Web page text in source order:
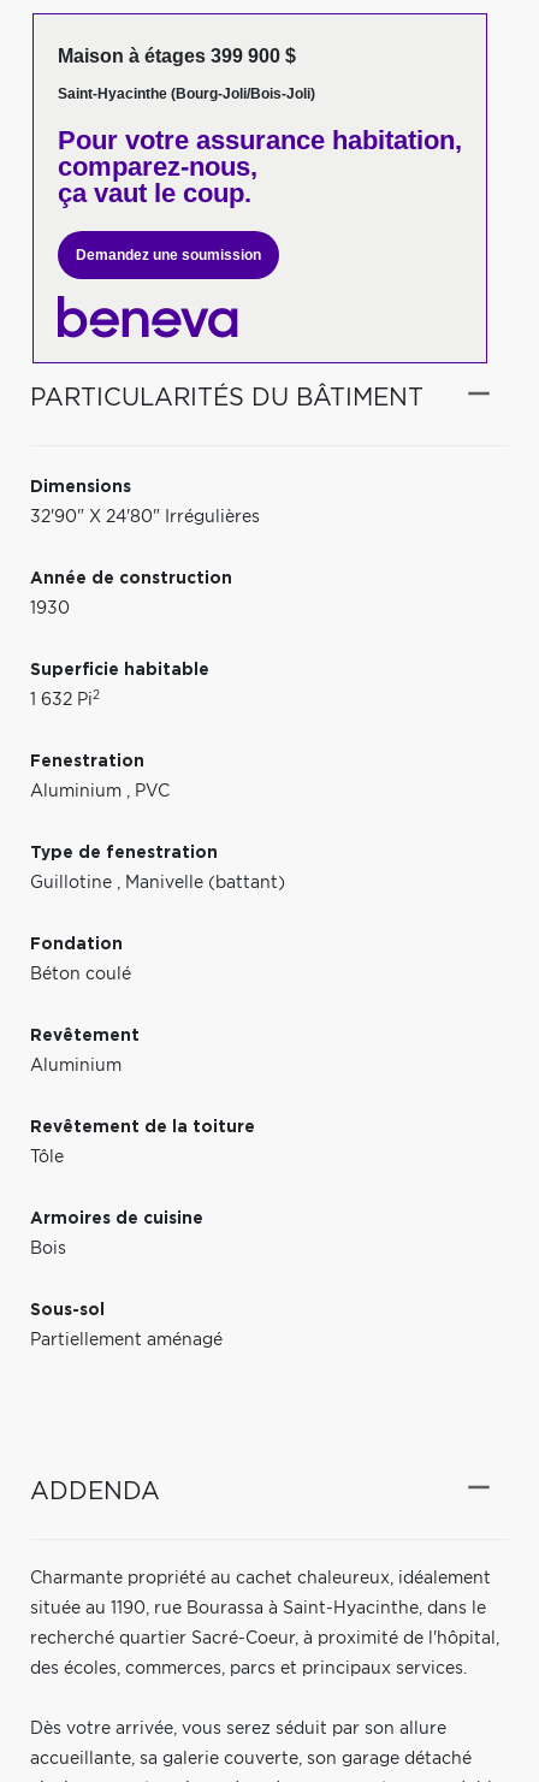
Maison à étages 399 900 $
Saint-Hyacinthe (Bourg-Joli/Bois-Joli)
Pour votreassurance habitation,
comparez-nous,
ça vaut le coup.
Demandez une soumission
PARTICULARITÉS DU BÂTIMENT
Dimensions
32'90" X 24'80" Irrégulières
Année de construction
1930
Superficie habitable
1 632 Pi2
Fenestration
Aluminium , PVC
Type de fenestration
Guillotine , Manivelle (battant)
Fondation
Béton coulé
Revêtement
Aluminium
Revêtement de la toiture
Tôle
Armoires de cuisine
Bois
Sous-sol
Partiellement aménagé
ADDENDA
Charmante propriété au cachet chaleureux, idéalement
située au 1190, rue Bourassa à Saint-Hyacinthe, dans le
recherché quartier Sacré-Coeur, à proximité de l'hôpital,
des écoles, commerces, parcs et principaux services.
Dès votre arrivée, vous serez séduit par son allure
accueillante, sa galerie couverte, son garage détaché